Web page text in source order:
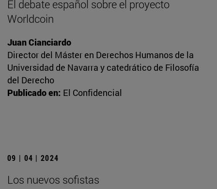
El debate español sobre el proyecto
Worldcoin
Juan Cianciardo
Director del Máster en Derechos Humanos de la
Universidad de Navarra y catedrático de Filosofía
del Derecho
Publicado en: El Confidencial
09 | 04 | 2024
Los nuevos sofistas